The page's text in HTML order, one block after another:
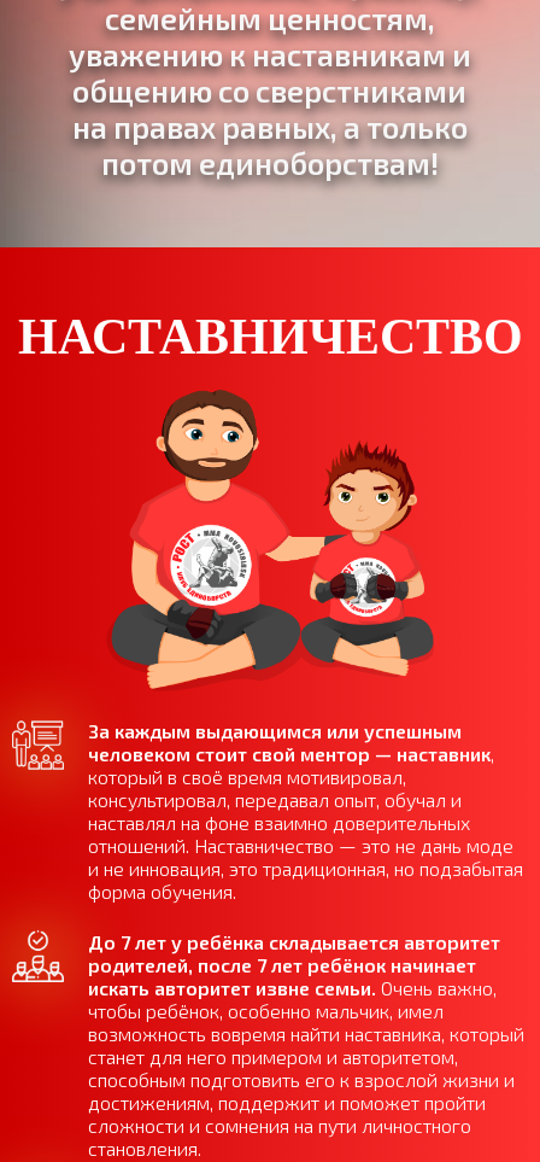
семейным ценностям,
уважению к наставникам и
общению со сверстниками
на правах равных, а только
потом единоборствам!
НАСТАВНИЧЕСТВО
За каждым выдающимся или успешным
человеком стоит свой ментор — наставник,
который в своё время мотивировал,
консультировал, передавал опыт, обучал и
наставлял на фоне взаимно доверительных
отношений. Наставничество — это не дань моде
и не инновация, это традиционная, но подзабытая
форма обучения.
До 7 лет у ребёнка складывается авторитет
родителей, после 7 лет ребёнок начинает
искать авторитет извне семьи. Очень важно,
чтобы ребёнок, особенно мальчик, имел
возможность вовремя найти наставника, который
станет для него примером и авторитетом,
способным подготовить его к взрослой жизни и
достижениям, поддержит и поможет пройти
сложности и сомнения на пути личностного
становления.